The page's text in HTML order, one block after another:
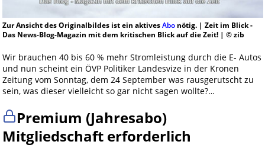
Zur Ansicht des Originalbildes ist ein aktivesAbonötig. | Zeit im Blick -
Das News-Blog-Magazin mit dem kritischen Blick auf die Zeit! | © zib
Wir brauchen 40 bis 60 % mehr Stromleistung durch die E- Autos
und nun scheint ein ÖVP Politiker Landesvize in der Kronen
Zeitung vom Sonntag, dem 24 September was rausgerutscht zu
sein, was dieser vielleicht so gar nicht sagen wollte?…
Premium (Jahresabo)
Mitgliedschaft erforderlich